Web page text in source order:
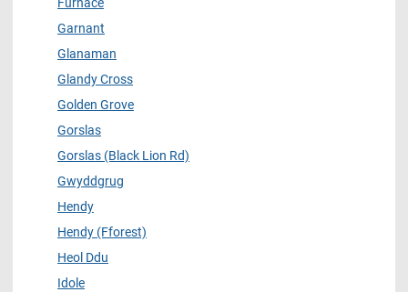
Furnace
Garnant
Glanaman
Glandy Cross
Golden Grove
Gorslas
Gorslas (Black Lion Rd)
Gwyddgrug
Hendy
Hendy (Fforest)
Heol Ddu
Idole